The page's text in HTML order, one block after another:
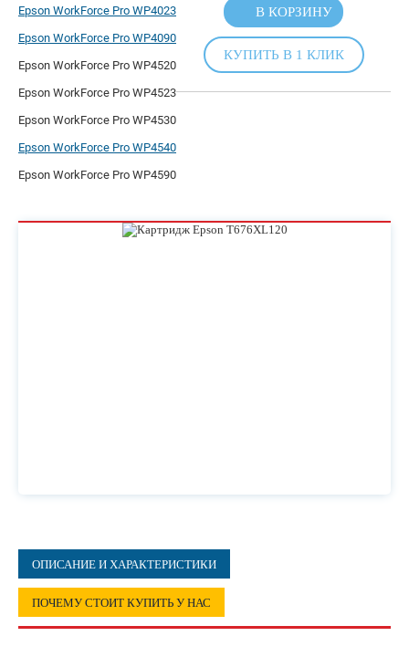
Epson WorkForce Pro WP4023
Epson WorkForce Pro WP4090
Epson WorkForce Pro WP4520
Epson WorkForce Pro WP4523
Epson WorkForce Pro WP4530
Epson WorkForce Pro WP4540
Epson WorkForce Pro WP4590
В КОРЗИНУ
КУПИТЬ В 1 КЛИК
ОПИСАНИЕ И ХАРАКТЕРИСТИКИ
ПОЧЕМУ СТОИТ КУПИТЬ У НАС